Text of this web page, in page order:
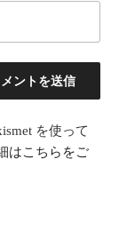
を使って
はこちらをご